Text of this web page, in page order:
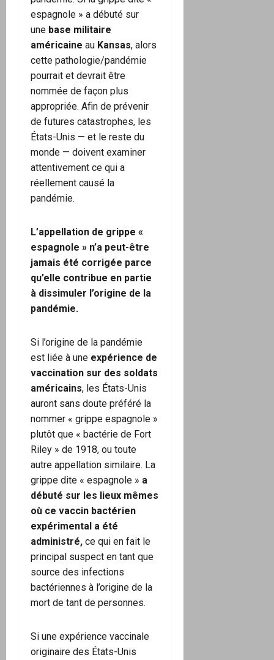
espagnole » a débuté sur
une base militaire
américaine au Kansas, alors
cette pathologie/pandémie
pourrait et devrait être
nommée de façon plus
appropriée. Afin de prévenir
de futures catastrophes, les
États-Unis — et le reste du
monde — doivent examiner
attentivement ce qui a
réellement causé la
pandémie.
L’appellation de grippe «
espagnole » n’a peut-être
jamais été corrigée parce
qu’elle contribue en partie
à dissimuler l’origine de la
pandémie.
Si l’origine de la pandémie
est liée à une expérience de
vaccination sur des soldats
américains, les États-Unis
auront sans doute préféré la
nommer « grippe espagnole »
plutôt que « bactérie de Fort
Riley » de 1918, ou toute
autre appellation similaire. La
grippe dite « espagnole » a
débuté sur les lieux mêmes
où ce vaccin bactérien
expérimental a été
administré, ce qui en fait le
principal suspect en tant que
source des infections
bactériennes à l’origine de la
mort de tant de personnes.
Si une expérience vaccinale
originaire des États-Unis